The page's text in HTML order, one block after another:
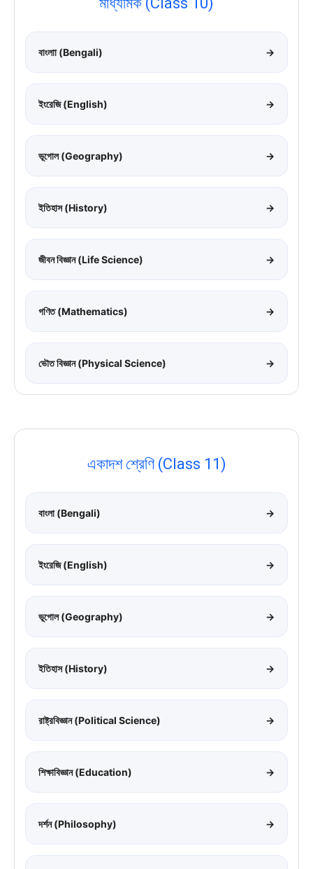
বাংলাা (Bengali) →
ইংরেজি (English) →
ভূগোল (Geography) →
ইতিহাস (History) →
জীবন বিজ্ঞান (Life Science) →
গণিত (Mathematics) →
ভৌত বিজ্ঞান (Physical Science) →
একাদশ শ্রেণি (Class 11)
বাংলা (Bengali) →
ইংরেজি (English) →
ভূগোল (Geography) →
ইতিহাস (History) →
রাষ্ট্রবিজ্ঞান (Political Science) →
শিক্ষাবিজ্ঞান (Education) →
দর্শন (Philosophy) →